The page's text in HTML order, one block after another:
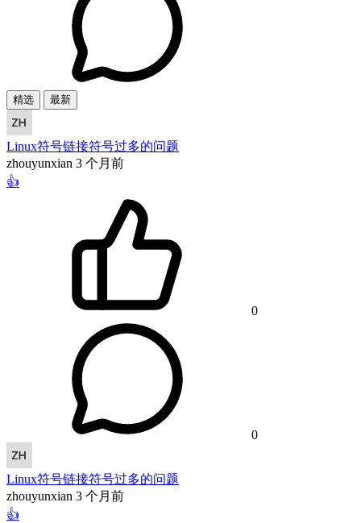
精选 最新
Linux符号链接符号过多的问题
zhouyunxian 3 个月前
👍
0
0
Linux符号链接符号过多的问题
zhouyunxian 3 个月前
👍